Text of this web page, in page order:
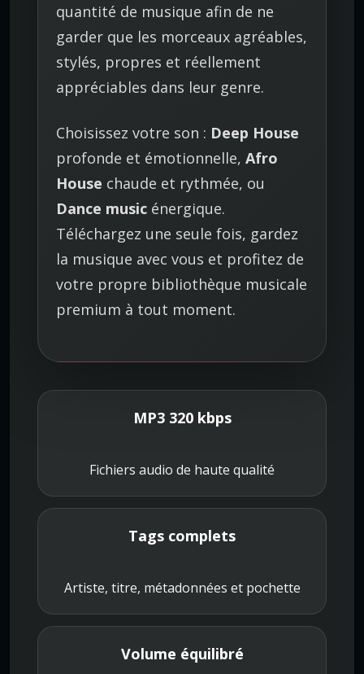
quantité de musique afin de ne
garder que les morceaux agréables,
stylés, propres et réellement
appréciables dans leur genre.
Choisissez votre son : Deep House
profonde et émotionnelle, Afro
House chaude et rythmée, ou
Dance music énergique.
Téléchargez une seule fois, gardez
la musique avec vous et profitez de
votre propre bibliothèque musicale
premium à tout moment.
MP3 320 kbps
Fichiers audio de haute qualité
Tags complets
Artiste, titre, métadonnées et pochette
Volume équilibré